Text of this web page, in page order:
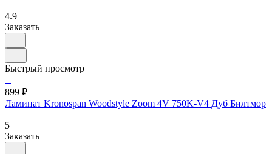
4.9
Заказать
Быстрый просмотр
899 ₽
Ламинат Kronospan Woodstyle Zoom 4V 750K-V4 Дуб Билтмор
5
Заказать